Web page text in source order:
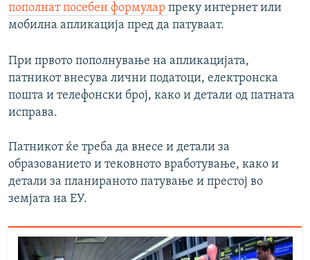
пополнат посебен формулар преку интернет или
мобилна апликација пред да патуваат.
При првото пополнување на апликацијата,
патникот внесува лични податоци, електронска
пошта и телефонски број, како и детали од патната
исправа.
Патникот ќе треба да внесе и детали за
образованието и тековното вработување, како и
детали за планираното патување и престој во
земјата на ЕУ.